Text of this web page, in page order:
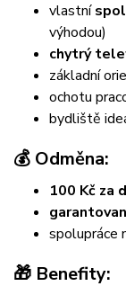
vlastní
výhodou)
chytrý
základní
ochotu
bydliště
💰 Odměna:
100 Kč za
spolupráce
🎁 Benefity: